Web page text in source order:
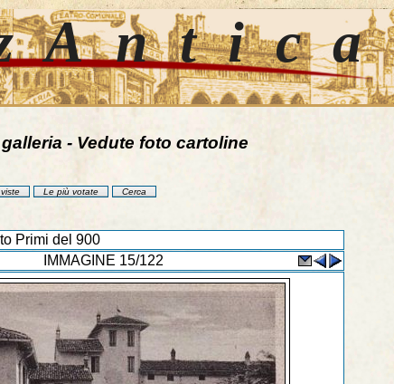
- Vedute foto cartoline
Le più votate Cerca
Primi del 900
IMMAGINE 15/122